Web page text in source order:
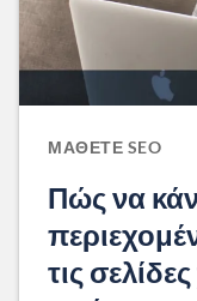
ΜΆΘΕΤΕ SEO
Πώς να
τις